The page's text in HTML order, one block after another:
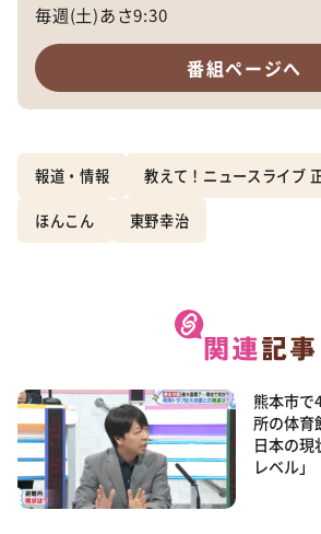
毎週(土)あさ9:30
番組ページへ
報道・情報 教えて！ニュースライブ
ほんこん 東野幸治
熊本市
所の体
日本の現
レベル」